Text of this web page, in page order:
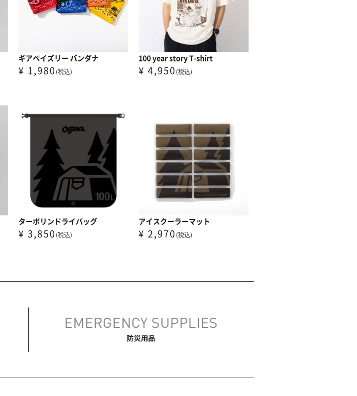
ギアペイズリー バンダナ
¥ 1,980 (税込)
100 year story T-shirt
¥ 4,950 (税込)
ターポリンドライバッグ
¥ 3,850 (税込)
アイスクーラーマット
¥ 2,970 (税込)